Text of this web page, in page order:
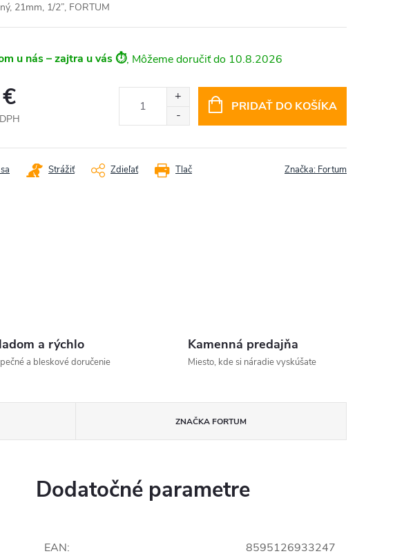
21mm, 1/2”, FORTUM
u nás – zajtra u vás ⏱️ 10.8.2026
PRIDAŤ DO KOŠÍKA
Tlač
Strážiť Zdieľať Značka: Fortum
a rýchlo
a bleskové doručenie
Kamenná predajňa
Miesto, kde si náradie vyskúšate
ZNAČKAFORTUM
Dodatočné parametre
EAN: 8595126933247